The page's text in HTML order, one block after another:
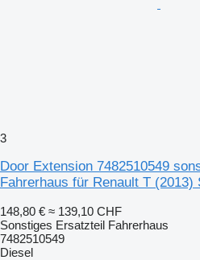
3
Door Extension 7482510549
Fahrerhaus für Renault T (2013)
148,80 € ≈ 139,10 CHF
Sonstiges Ersatzteil Fahrerhaus
7482510549
Diesel